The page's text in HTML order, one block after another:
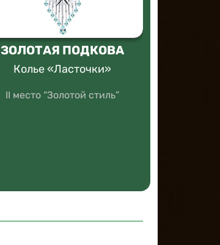
ЗОЛОТАЯ ПОДКОВА
Колье «Ласточки»
II место “Золотой стиль”